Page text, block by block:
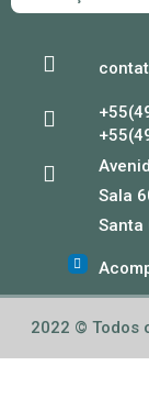
Sala
Santa
2022 © Todos